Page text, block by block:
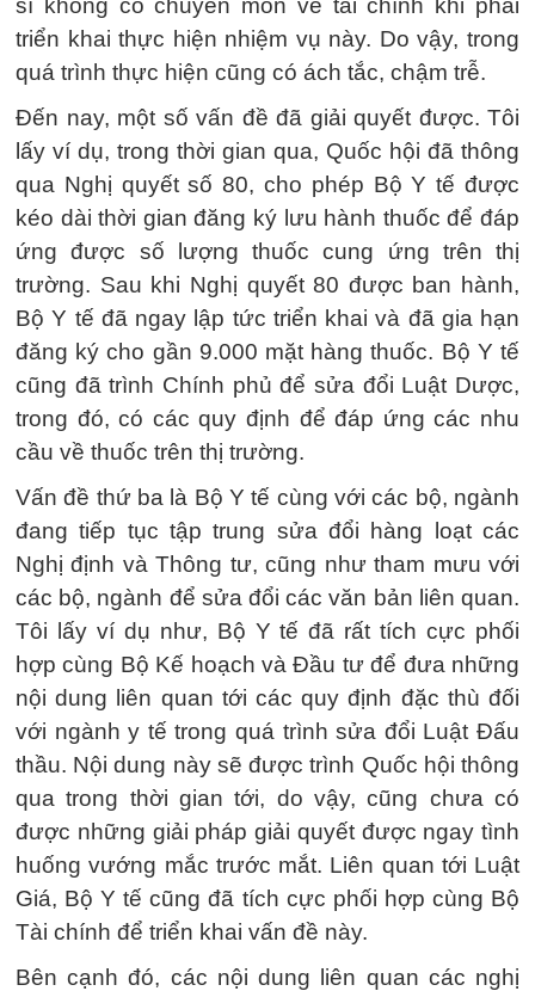
sĩ không có chuyên môn về tài chính khi phải
triển khai thực hiện nhiệm vụ này. Do vậy, trong
quá trình thực hiện cũng có ách tắc, chậm trễ.
Đến nay, một số vấn đề đã giải quyết được. Tôi
lấy ví dụ, trong thời gian qua, Quốc hội đã thông
qua Nghị quyết số 80, cho phép Bộ Y tế được
kéo dài thời gian đăng ký lưu hành thuốc để đáp
ứng được số lượng thuốc cung ứng trên thị
trường. Sau khi Nghị quyết 80 được ban hành,
Bộ Y tế đã ngay lập tức triển khai và đã gia hạn
đăng ký cho gần 9.000 mặt hàng thuốc. Bộ Y tế
cũng đã trình Chính phủ để sửa đổi Luật Dược,
trong đó, có các quy định để đáp ứng các nhu
cầu về thuốc trên thị trường.
Vấn đề thứ ba là Bộ Y tế cùng với các bộ, ngành
đang tiếp tục tập trung sửa đổi hàng loạt các
Nghị định và Thông tư, cũng như tham mưu với
các bộ, ngành để sửa đổi các văn bản liên quan.
Tôi lấy ví dụ như, Bộ Y tế đã rất tích cực phối
hợp cùng Bộ Kế hoạch và Đầu tư để đưa những
nội dung liên quan tới các quy định đặc thù đối
với ngành y tế trong quá trình sửa đổi Luật Đấu
thầu. Nội dung này sẽ được trình Quốc hội thông
qua trong thời gian tới, do vậy, cũng chưa có
được những giải pháp giải quyết được ngay tình
huống vướng mắc trước mắt. Liên quan tới Luật
Giá, Bộ Y tế cũng đã tích cực phối hợp cùng Bộ
Tài chính để triển khai vấn đề này.
Bên cạnh đó, các nội dung liên quan các nghị